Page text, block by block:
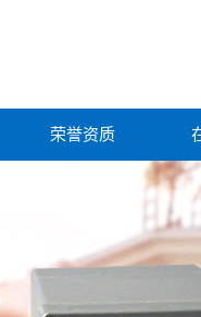
荣誉资质